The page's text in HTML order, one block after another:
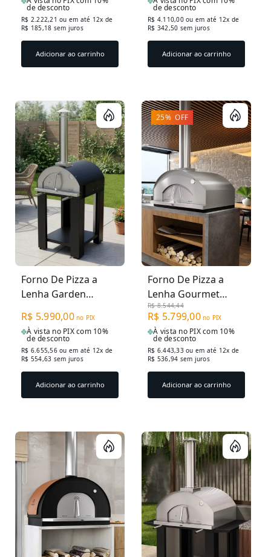
de desconto
R$ 2.222,21ou em até 12x de
R$ 185,18 sem juros
Adicionar ao carrinho
de desconto
R$ 4.110,00ou em até 12x de
R$ 342,50 sem juros
Adicionar ao carrinho
Forno De Pizza a
Lenha Garden
Médio Preto
R$ 5.990,00 no PIX
À vista no PIX com 10%
de desconto
R$ 6.655,56ou em até 12x de
R$ 554,63 sem juros
Adicionar ao carrinho
25% OFF
Forno De Pizza a
Lenha Gourmet
Napoli 815IN -
Grande Inox
R$ 8.544,44
R$ 5.799,00 no PIX
À vista no PIX com 10%
de desconto
R$ 6.443,33ou em até 12x de
R$ 536,94 sem juros
Adicionar ao carrinho